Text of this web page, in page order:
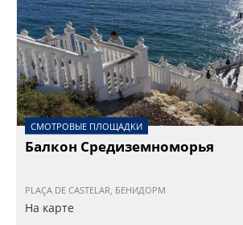
СМОТРОВЫЕ ПЛОЩАДКИ
Балкон Средиземноморья
PLAÇA DE CASTELAR, БЕНИДОРМ
На карте